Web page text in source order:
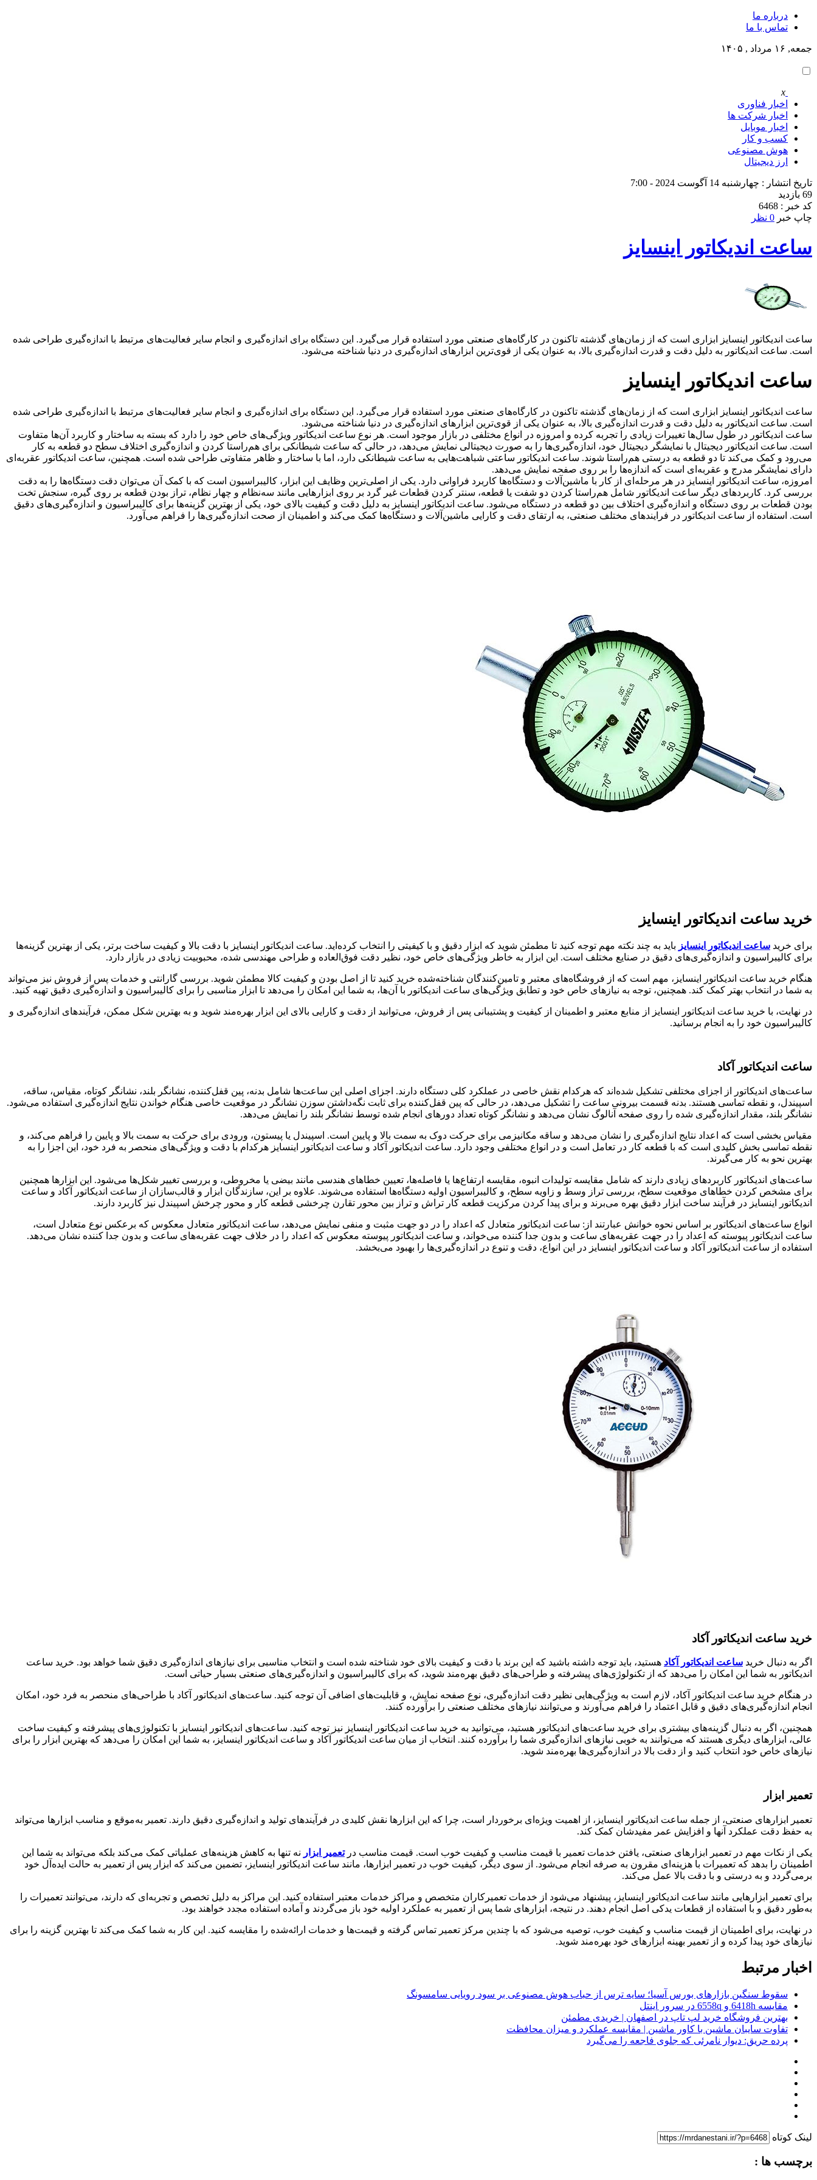
درباره ما
تماس با ما
جمعه, ۱۶ مرداد , ۱۴۰۵
x
اخبار فناوری
اخبار شرکت ها
اخبار موبایل
کسب و کار
هوش مصنوعی
ارز دیجیتال
تاریخ انتشار : چهارشنبه 14 آگوست 2024 - 7:00
69 بازدید
کد خبر : 6468
چاپ خبر 0 نظر
ساعت اندیکاتور اینسایز
ساعت اندیکاتور اینسایز ابزاری است که از زمان‌های گذشته تاکنون در کارگاه‌های صنعتی مورد استفاده قرار می‌گیرد. این دستگاه برای اندازه‌گیری و انجام سایر فعالیت‌های مرتبط با اندازه‌گیری طراحی شده
است. ساعت اندیکاتور به دلیل دقت و قدرت اندازه‌گیری بالا، به عنوان یکی از قوی‌ترین ابزارهای اندازه‌گیری در دنیا شناخته می‌شود.
ساعت اندیکاتور اینسایز
ساعت اندیکاتور اینسایز ابزاری است که از زمان‌های گذشته تاکنون در کارگاه‌های صنعتی مورد استفاده قرار می‌گیرد. این دستگاه برای اندازه‌گیری و انجام سایر فعالیت‌های مرتبط با اندازه‌گیری طراحی شده
است. ساعت اندیکاتور به دلیل دقت و قدرت اندازه‌گیری بالا، به عنوان یکی از قوی‌ترین ابزارهای اندازه‌گیری در دنیا شناخته می‌شود.
ساعت اندیکاتور در طول سال‌ها تغییرات زیادی را تجربه کرده و امروزه در انواع مختلفی در بازار موجود است. هر نوع ساعت اندیکاتور ویژگی‌های خاص خود را دارد که بسته به ساختار و کاربرد آن‌ها متفاوت
است. ساعت اندیکاتور دیجیتال با نمایشگر دیجیتال خود، اندازه‌گیری‌ها را به صورت دیجیتالی نمایش می‌دهد، در حالی که ساعت شیطانکی برای هم‌راستا کردن و اندازه‌گیری اختلاف سطح دو قطعه به کار
می‌رود و کمک می‌کند تا دو قطعه به درستی هم‌راستا شوند. ساعت اندیکاتور ساعتی شباهت‌هایی به ساعت شیطانکی دارد، اما با ساختار و ظاهر متفاوتی طراحی شده است. همچنین، ساعت اندیکاتور عقربه‌ای
دارای نمایشگر مدرج و عقربه‌ای است که اندازه‌ها را بر روی صفحه نمایش می‌دهد.
امروزه، ساعت اندیکاتور اینسایز در هر مرحله‌ای از کار با ماشین‌آلات و دستگاه‌ها کاربرد فراوانی دارد. یکی از اصلی‌ترین وظایف این ابزار، کالیبراسیون است که با کمک آن می‌توان دقت دستگاه‌ها را به دقت
بررسی کرد. کاربردهای دیگر ساعت اندیکاتور شامل هم‌راستا کردن دو شفت یا قطعه، سنتر کردن قطعات غیر گرد بر روی ابزارهایی مانند سه‌نظام و چهار نظام، تراز بودن قطعه بر روی گیره، سنجش تخت
بودن قطعات بر روی دستگاه و اندازه‌گیری اختلاف بین دو قطعه در دستگاه می‌شود. ساعت اندیکاتور اینسایز به دلیل دقت و کیفیت بالای خود، یکی از بهترین گزینه‌ها برای کالیبراسیون و اندازه‌گیری‌های دقیق
است. استفاده از ساعت اندیکاتور در فرایندهای مختلف صنعتی، به ارتقای دقت و کارایی ماشین‌آلات و دستگاه‌ها کمک می‌کند و اطمینان از صحت اندازه‌گیری‌ها را فراهم می‌آورد.
خرید ساعت اندیکاتور اینسایز
برای خرید ساعت اندیکاتور اینسایز باید به چند نکته مهم توجه کنید تا مطمئن شوید که ابزار دقیق و با کیفیتی را انتخاب کرده‌اید. ساعت اندیکاتور اینسایز با دقت بالا و کیفیت ساخت برتر، یکی از بهترین گزینه‌ها
برای کالیبراسیون و اندازه‌گیری‌های دقیق در صنایع مختلف است. این ابزار به خاطر ویژگی‌های خاص خود، نظیر دقت فوق‌العاده و طراحی مهندسی شده، محبوبیت زیادی در بازار دارد.
هنگام خرید ساعت اندیکاتور اینسایز، مهم است که از فروشگاه‌های معتبر و تامین‌کنندگان شناخته‌شده خرید کنید تا از اصل بودن و کیفیت کالا مطمئن شوید. بررسی گارانتی و خدمات پس از فروش نیز می‌تواند
به شما در انتخاب بهتر کمک کند. همچنین، توجه به نیازهای خاص خود و تطابق ویژگی‌های ساعت اندیکاتور با آن‌ها، به شما این امکان را می‌دهد تا ابزار مناسبی را برای کالیبراسیون و اندازه‌گیری دقیق تهیه کنید.
در نهایت، با خرید ساعت اندیکاتور اینسایز از منابع معتبر و اطمینان از کیفیت و پشتیبانی پس از فروش، می‌توانید از دقت و کارایی بالای این ابزار بهره‌مند شوید و به بهترین شکل ممکن، فرآیندهای اندازه‌گیری و
کالیبراسیون خود را به انجام برسانید.
ساعت اندیکاتور آکاد
ساعت‌های اندیکاتور از اجزای مختلفی تشکیل شده‌اند که هرکدام نقش خاصی در عملکرد کلی دستگاه دارند. اجزای اصلی این ساعت‌ها شامل بدنه، پین قفل‌کننده، نشانگر بلند، نشانگر کوتاه، مقیاس، ساقه،
اسپیندل، و نقطه تماسی هستند. بدنه قسمت بیرونی ساعت را تشکیل می‌دهد، در حالی که پین قفل‌کننده برای ثابت نگه‌داشتن سوزن نشانگر در موقعیت خاصی هنگام خواندن نتایج اندازه‌گیری استفاده می‌شود.
نشانگر بلند، مقدار اندازه‌گیری شده را روی صفحه آنالوگ نشان می‌دهد و نشانگر کوتاه تعداد دورهای انجام شده توسط نشانگر بلند را نمایش می‌دهد.
مقیاس بخشی است که اعداد نتایج اندازه‌گیری را نشان می‌دهد و ساقه مکانیزمی برای حرکت دوک به سمت بالا و پایین است. اسپیندل یا پیستون، ورودی برای حرکت به سمت بالا و پایین را فراهم می‌کند، و
نقطه تماسی بخش کلیدی است که با قطعه کار در تعامل است و در انواع مختلفی وجود دارد. ساعت اندیکاتور آکاد و ساعت اندیکاتور اینسایز هرکدام با دقت و ویژگی‌های منحصر به فرد خود، این اجزا را به
بهترین نحو به کار می‌گیرند.
ساعت‌های اندیکاتور کاربردهای زیادی دارند که شامل مقایسه تولیدات انبوه، مقایسه ارتفاع‌ها یا فاصله‌ها، تعیین خطاهای هندسی مانند بیضی یا مخروطی، و بررسی تغییر شکل‌ها می‌شود. این ابزارها همچنین
برای مشخص کردن خطاهای موقعیت سطح، بررسی تراز وسط و زاویه سطح، و کالیبراسیون اولیه دستگاه‌ها استفاده می‌شوند. علاوه بر این، سازندگان ابزار و قالب‌سازان از ساعت‌ اندیکاتور آکاد و ساعت
اندیکاتور اینسایز در فرآیند ساخت ابزار دقیق بهره می‌برند و برای پیدا کردن مرکزیت قطعه کار تراش و تراز بین محور تقارن چرخشی قطعه کار و محور چرخش اسپیندل نیز کاربرد دارند.
انواع ساعت‌های اندیکاتور بر اساس نحوه خوانش عبارتند از: ساعت اندیکاتور متعادل که اعداد را در دو جهت مثبت و منفی نمایش می‌دهد، ساعت اندیکاتور متعادل معکوس که برعکس نوع متعادل است،
ساعت اندیکاتور پیوسته که اعداد را در جهت عقربه‌های ساعت و بدون جدا کننده می‌خواند، و ساعت اندیکاتور پیوسته معکوس که اعداد را در خلاف جهت عقربه‌های ساعت و بدون جدا کننده نشان می‌دهد.
استفاده از ساعت اندیکاتور آکاد و ساعت اندیکاتور اینسایز در این انواع، دقت و تنوع در اندازه‌گیری‌ها را بهبود می‌بخشد.
خرید ساعت اندیکاتور آکاد
اگر به دنبال خرید ساعت اندیکاتور آکاد هستید، باید توجه داشته باشید که این برند با دقت و کیفیت بالای خود شناخته شده است و انتخاب مناسبی برای نیازهای اندازه‌گیری دقیق شما خواهد بود. خرید ساعت
اندیکاتور به شما این امکان را می‌دهد که از تکنولوژی‌های پیشرفته و طراحی‌های دقیق بهره‌مند شوید، که برای کالیبراسیون و اندازه‌گیری‌های صنعتی بسیار حیاتی است.
در هنگام خرید ساعت اندیکاتور آکاد، لازم است به ویژگی‌هایی نظیر دقت اندازه‌گیری، نوع صفحه نمایش، و قابلیت‌های اضافی آن توجه کنید. ساعت‌های اندیکاتور آکاد با طراحی‌های منحصر به فرد خود، امکان
انجام اندازه‌گیری‌های دقیق و قابل اعتماد را فراهم می‌آورند و می‌توانند نیازهای مختلف صنعتی را برآورده کنند.
همچنین، اگر به دنبال گزینه‌های بیشتری برای خرید ساعت‌های اندیکاتور هستید، می‌توانید به خرید ساعت اندیکاتور اینسایز نیز توجه کنید. ساعت‌های اندیکاتور اینسایز با تکنولوژی‌های پیشرفته و کیفیت ساخت
عالی، ابزارهای دیگری هستند که می‌توانند به خوبی نیازهای اندازه‌گیری شما را برآورده کنند. انتخاب از میان ساعت‌ اندیکاتور آکاد و ساعت‌ اندیکاتور اینسایز، به شما این امکان را می‌دهد که بهترین ابزار را برای
نیازهای خاص خود انتخاب کنید و از دقت بالا در اندازه‌گیری‌ها بهره‌مند شوید.
تعمیر ابزار
تعمیر ابزارهای صنعتی، از جمله ساعت اندیکاتور اینسایز، از اهمیت ویژه‌ای برخوردار است، چرا که این ابزارها نقش کلیدی در فرآیندهای تولید و اندازه‌گیری دقیق دارند. تعمیر به‌موقع و مناسب ابزارها می‌تواند
به حفظ دقت عملکرد آنها و افزایش عمر مفیدشان کمک کند.
یکی از نکات مهم در تعمیر ابزارهای صنعتی، یافتن خدمات تعمیر با قیمت مناسب و کیفیت خوب است. قیمت مناسب درتعمیر ابزار نه تنها به کاهش هزینه‌های عملیاتی کمک می‌کند بلکه می‌تواند به شما این
اطمینان را بدهد که تعمیرات با هزینه‌ای مقرون به صرفه انجام می‌شود. از سوی دیگر، کیفیت خوب در تعمیر ابزارها، مانند ساعت اندیکاتور اینسایز، تضمین می‌کند که ابزار پس از تعمیر به حالت ایده‌آل خود
برمی‌گردد و به درستی و با دقت بالا عمل می‌کند.
برای تعمیر ابزارهایی مانند ساعت اندیکاتور اینسایز، پیشنهاد می‌شود از خدمات تعمیرکاران متخصص و مراکز خدمات معتبر استفاده کنید. این مراکز به دلیل تخصص و تجربه‌ای که دارند، می‌توانند تعمیرات را
به‌طور دقیق و با استفاده از قطعات یدکی اصل انجام دهند. در نتیجه، ابزارهای شما پس از تعمیر به عملکرد اولیه خود باز می‌گردند و آماده استفاده مجدد خواهند بود.
در نهایت، برای اطمینان از قیمت مناسب و کیفیت خوب، توصیه می‌شود که با چندین مرکز تعمیر تماس گرفته و قیمت‌ها و خدمات ارائه‌شده را مقایسه کنید. این کار به شما کمک می‌کند تا بهترین گزینه را برای
نیازهای خود پیدا کرده و از تعمیر بهینه ابزارهای خود بهره‌مند شوید.
اخبار مرتبط
سقوط سنگین بازارهای بورس آسیا؛ سایه ترس از حباب هوش مصنوعی بر سود رویایی سامسونگ
مقایسه 6418h و 6558q در سرور اینتل
بهترین فروشگاه خرید لپ تاپ در اصفهان | خریدی مطمئن
تفاوت سایبان ماشین با کاور ماشین | مقایسه عملکرد و میزان محافظت
پرده حریق: دیوار نامرئی که جلوی فاجعه را می‌گیرد
لینک کوتاه
برچسب ها :